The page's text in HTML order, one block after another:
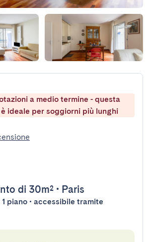
a medio termine - questa
ideale per soggiorni più lunghi
di 30m² • Paris
piano • accessibile tramite